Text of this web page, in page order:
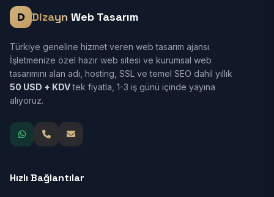
Dizayn Web Tasarım
Türkiye geneline hizmet veren web tasarım ajansı.
İşletmenize özel hazır web sitesi ve kurumsal web
tasarımını alan adı, hosting, SSL ve temel SEO dahil yıllık
50 USD + KDVtek fiyatla, 1-3 iş günü içinde yayına
alıyoruz.
Hızlı Bağlantılar